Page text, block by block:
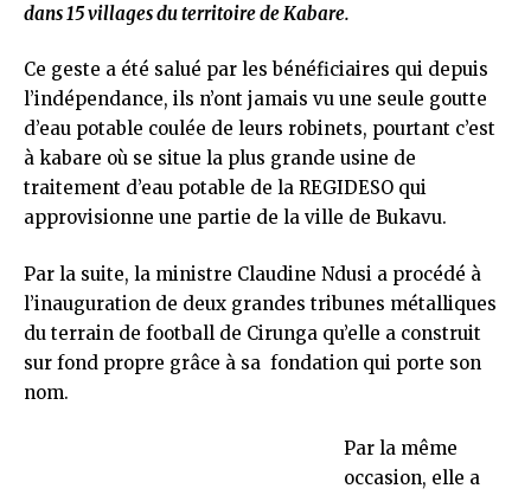
dans 15 villages du territoire de Kabare.
Ce geste a été salué par les bénéficiaires qui depuis
l’indépendance, ils n’ont jamais vu une seule goutte
d’eau potable coulée de leurs robinets, pourtant c’est
à kabare où se situe la plus grande usine de
traitement d’eau potable de la REGIDESO qui
approvisionne une partie de la ville de Bukavu.
Par la suite, la ministre Claudine Ndusi a procédé à
l’inauguration de deux grandes tribunes métalliques
du terrain de football de Cirunga qu’elle a construit
sur fond propre grâce à sa fondation qui porte son
nom.
Par la même
occasion, elle a